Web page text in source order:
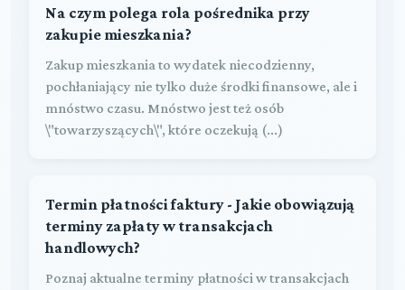
Na czym polega rola pośrednika przy
zakupie mieszkania?
Zakup mieszkania to wydatek niecodzienny,
pochłaniający nie tylko duże środki finansowe, ale i
mnóstwo czasu. Mnóstwo jest też osób
\"towarzyszących\", które oczekują (...)
Termin płatności faktury - Jakie obowiązują
terminy zapłaty w transakcjach
handlowych?
Poznaj aktualne terminy płatności w transakcjach